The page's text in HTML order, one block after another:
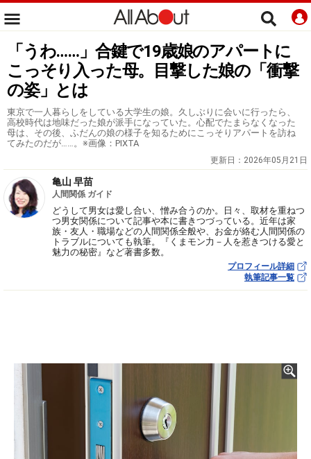
「うわ……」合鍵で19歳娘のアパートに
こっそり入った母。目撃した娘の「衝撃
の姿」とは
東京で一人暮らしをしている大学生の娘。久しぶりに会いに行ったら、
高校時代は地味だった娘が派手になっていた。心配でたまらなくなった
母は、その後、ふだんの娘の様子を知るためにこっそりアパートを訪ね
てみたのだが……。※画像：PIXTA
更新日： 2026年05月21日
亀山 早苗
人間関係 ガイド
どうして男女は愛し合い、憎み合うのか。日々、取材を重ねつ
つ男女関係について記事や本に書きつづっている。近年は家
族・友人・職場などの人間関係全般や、お金が絡む人間関係の
トラブルについても執筆。『くまモン力－人を惹きつける愛と
魅力の秘密』など著書多数。
プロフィール詳細
執筆記事一覧